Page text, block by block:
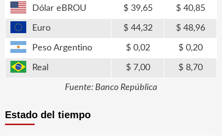
Dólar eBROU 39,65 40,85
Euro 44,32 48,96
Peso Argentino 0,02 0,20
Real 7,00 8,70
Fuente: Banco República
Estado del tiempo